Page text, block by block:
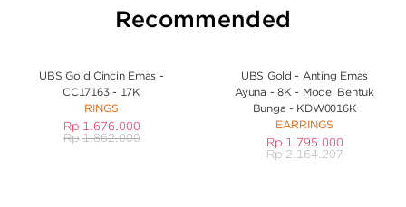
Recommended
UBS Gold Cincin Emas -
CC17163 - 17K
RINGS
Rp 1.676.000
Rp 1.862.000
UBS Gold - Anting Emas
Ayuna - 8K - Model Bentuk
Bunga - KDW0016K
EARRINGS
Rp 1.795.000
Rp 2.164.207